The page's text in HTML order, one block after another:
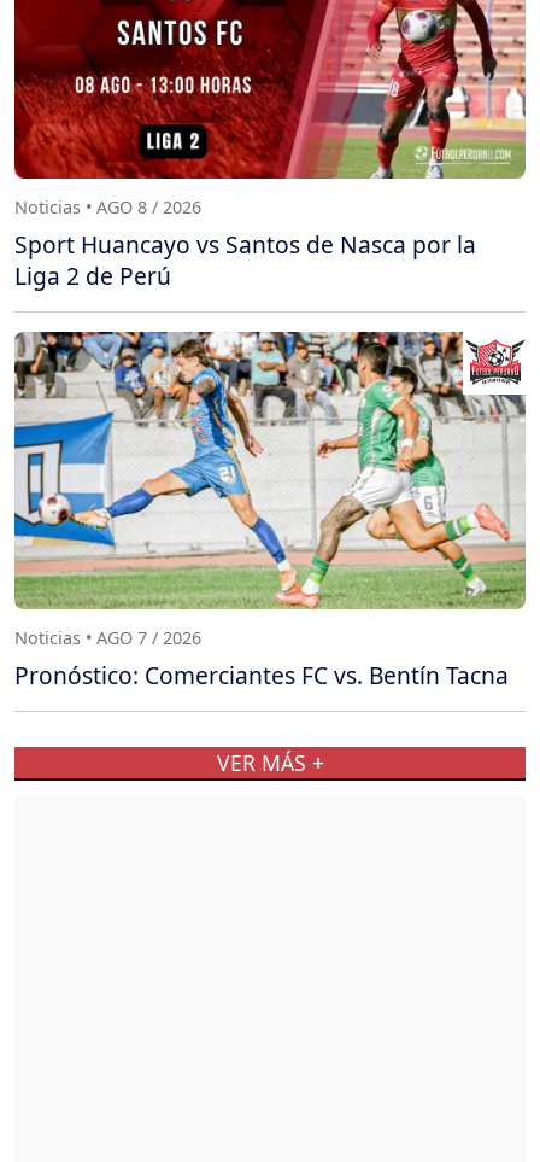
Noticias • AGO 8 / 2026
Sport Huancayo vs Santos de Nasca por la
Liga 2 de Perú
Noticias • AGO 7 / 2026
Pronóstico: Comerciantes FC vs. Bentín Tacna
VER MÁS +